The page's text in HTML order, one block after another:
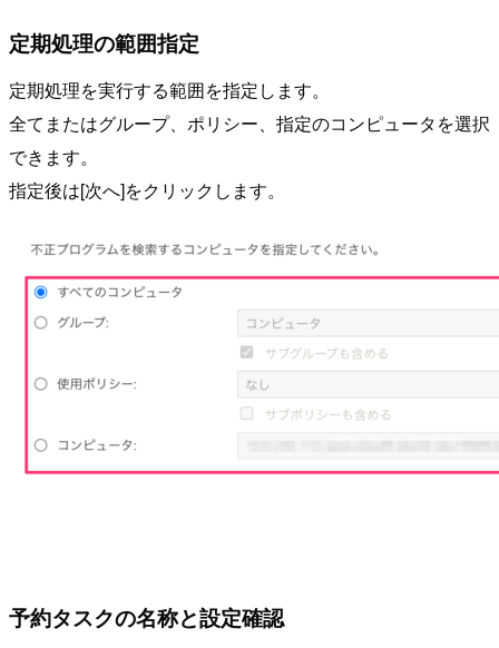
定期処理の範囲指定
定期処理を実行する範囲を指定します。
全てまたはグループ、ポリシー、指定のコンピュータを選択
できます。
指定後は[次へ]をクリックします。
予約タスクの名称と設定確認